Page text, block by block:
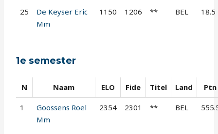
25
De Keyser Eric
Mm
1150 1206 ** BEL 18.5
1e semester
N Naam ELO Fide Titel Land Ptn
1
Goossens Roel
Mm
2354 2301 ** BEL